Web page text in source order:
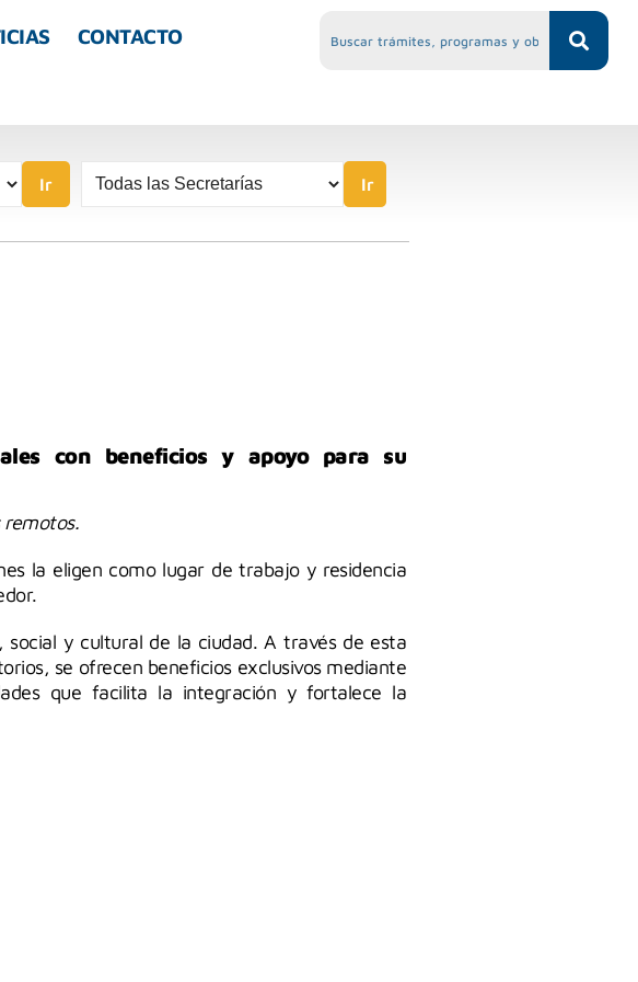
CONTACTO
Ir Ir
con beneficios y apoyo para su
remotos.
la eligen como lugar de trabajo y residencia
y cultural de la ciudad. A través de esta
se ofrecen beneficios exclusivos mediante
que facilita la integración y fortalece la